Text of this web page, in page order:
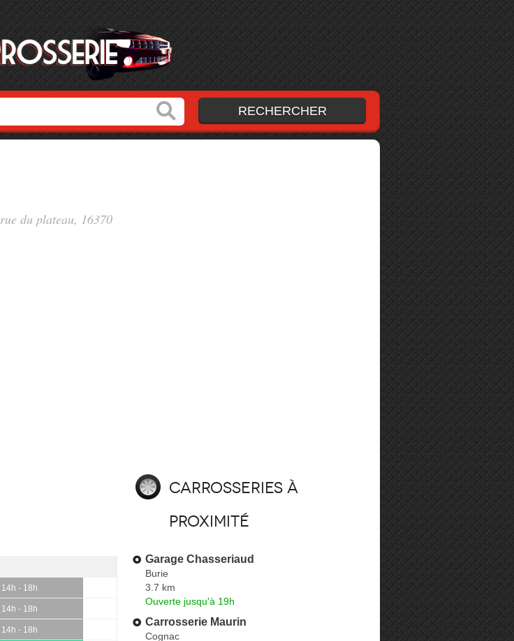
rue du plateau, 16370
14h - 18h
14h - 18h
14h - 18h
Carrosseries à
proximité
Garage Chasseriaud
Burie
3.7 km
Ouverte jusqu'à 19h
Carrosserie Maurin
Cognac